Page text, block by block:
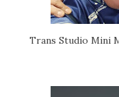
Trans Studio Mini